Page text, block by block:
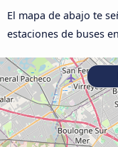
El mapa de abajo te
estaciones de buses